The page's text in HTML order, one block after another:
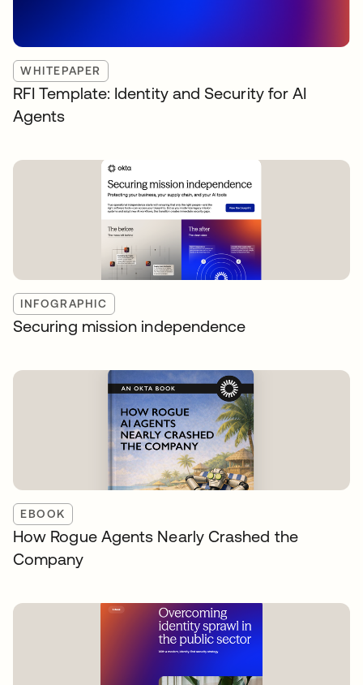
WHITEPAPER
RFI Template: Identity and Security for AI
Agents
INFOGRAPHIC
Securing mission independence
EBOOK
How Rogue Agents Nearly Crashed the
Company